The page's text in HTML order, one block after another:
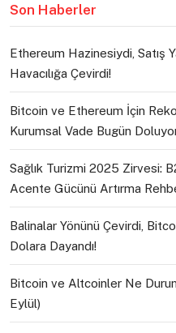
Son Haberler
Ethereum Hazinesiydi, Satış
Havacılığa Çevirdi!
Bitcoin ve Ethereum İçin
Kurumsal Vade Bugün
Sağlık Turizmi 2025 Zirvesi:
Acente Gücünü Artırma
Balinalar Yönünü Çevirdi,
Dolara Dayandı!
Bitcoin ve Altcoinler Ne
Eylül)